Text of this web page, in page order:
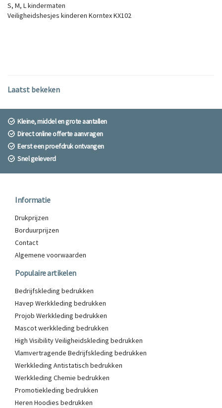
S, M, L kindermaten
Veiligheidshesjes kinderen Korntex KX102
Laatst bekeken
Kleine, middel en grote aantallen
Direct online offerte aanvragen
Eerst een proefdruk ontvangen
Snel geleverd
Informatie
Drukprijzen
Borduurprijzen
Contact
Algemene voorwaarden
Populaire artikelen
Bedrijfskleding bedrukken
Havep Werkkleding bedrukken
Projob Werkkleding bedrukken
Mascot werkkleding bedrukken
High Visibility Veiligheidskleding bedrukken
Vlamvertragende Bedrijfskleding bedrukken
Werkkleding Antistatisch bedrukken
Werkkleding Chemie bedrukken
Promotiekleding bedrukken
Heren Hoodies bedrukken